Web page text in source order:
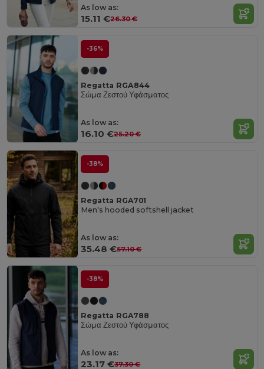
As low as:
15.11 €26.30 €
-36%
Regatta RGA844
Σώμα Ζεστού Υφάσματος
As low as:
16.10 €25.20 €
-38%
Regatta RGA701
Men's hooded softshell jacket
As low as:
35.48 €57.10 €
-38%
Regatta RGA788
Σώμα Ζεστού Υφάσματος
As low as:
23.17 €37.30 €